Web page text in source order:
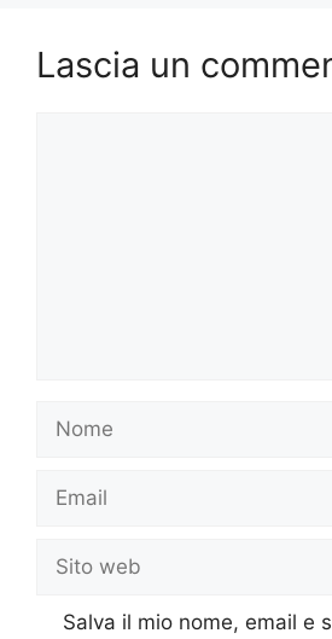
Lascia un
Nome
Email
Sito
web
Salva il mio nome, email e